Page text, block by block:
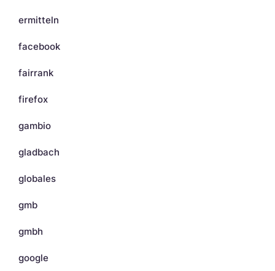
ermitteln
facebook
fairrank
firefox
gambio
gladbach
globales
gmb
gmbh
google